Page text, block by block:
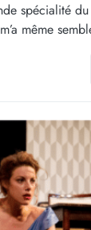
spécialité
même